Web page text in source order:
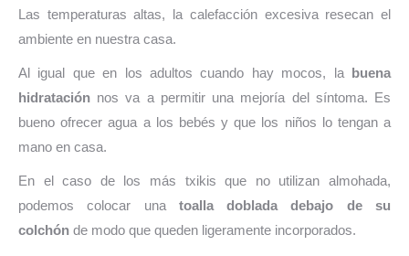
Las temperaturas altas, la calefacción excesiva resecan el
ambiente en nuestra casa.
Al igual que en los adultos cuando hay mocos, la buena
hidratación nos va a permitir una mejoría del síntoma. Es
bueno ofrecer agua a los bebés y que los niños lo tengan a
mano en casa.
En el caso de los más txikis que no utilizan almohada,
podemos colocar una toalla doblada debajo de su
colchón de modo que queden ligeramente incorporados.